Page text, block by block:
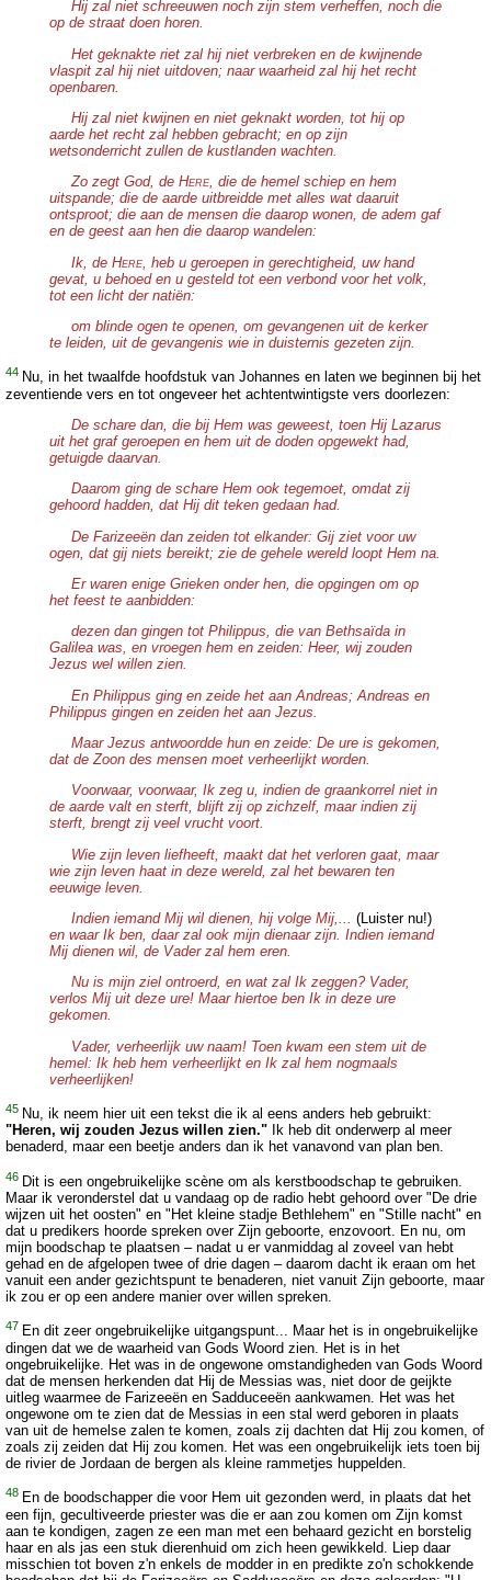
Hij zal niet schreeuwen noch zijn stem verheffen, noch die
op de straat doen horen.
Het geknakte riet zal hij niet verbreken en de kwijnende
vlaspit zal hij niet uitdoven; naar waarheid zal hij het recht
openbaren.
Hij zal niet kwijnen en niet geknakt worden, tot hij op
aarde het recht zal hebben gebracht; en op zijn
wetsonderricht zullen de kustlanden wachten.
Zo zegt God, de HERE, die de hemel schiep en hem
uitspande; die de aarde uitbreidde met alles wat daaruit
ontsproot; die aan de mensen die daarop wonen, de adem gaf
en de geest aan hen die daarop wandelen:
Ik, de HERE
, heb u geroepen in gerechtigheid, uw hand
gevat, u behoed en u gesteld tot een verbond voor het volk,
tot een licht der natiën:
om blinde ogen te openen, om gevangenen uit de kerker
te leiden, uit de gevangenis wie in duisternis gezeten zijn.
44 Nu, in het twaalfde hoofdstuk van Johannes en laten we beginnen bij het
zeventiende vers en tot ongeveer het achtentwintigste vers doorlezen:
De schare dan, die bij Hem was geweest, toen Hij Lazarus
uit het graf geroepen en hem uit de doden opgewekt had,
getuigde daarvan.
Daarom ging de schare Hem ook tegemoet, omdat zij
gehoord hadden, dat Hij dit teken gedaan had.
De Farizeeën dan zeiden tot elkander: Gij ziet voor uw
ogen, dat gij niets bereikt; zie de gehele wereld loopt Hem na.
Er waren enige Grieken onder hen, die opgingen om op
het feest te aanbidden:
dezen dan gingen tot Philippus, die van Bethsaïda in
Galilea was, en vroegen hem en zeiden: Heer, wij zouden
Jezus wel willen zien.
En Philippus ging en zeide het aan Andreas; Andreas en
Philippus gingen en zeiden het aan Jezus.
Maar Jezus antwoordde hun en zeide: De ure is gekomen,
dat de Zoon des mensen moet verheerlijkt worden.
Voorwaar, voorwaar, Ik zeg u, indien de graankorrel niet in
de aarde valt en sterft, blijft zij op zichzelf, maar indien zij
sterft, brengt zij veel vrucht voort.
Wie zijn leven liefheeft, maakt dat het verloren gaat, maar
wie zijn leven haat in deze wereld, zal het bewaren ten
eeuwige leven.
Indien iemand Mij wil dienen, hij volge Mij,...
(Luister nu!)
en waar Ik ben, daar zal ook mijn dienaar zijn. Indien iemand
Mij dienen wil, de Vader zal hem eren.
Nu is mijn ziel ontroerd, en wat zal Ik zeggen? Vader,
verlos Mij uit deze ure! Maar hiertoe ben Ik in deze ure
gekomen.
Vader, verheerlijk uw naam! Toen kwam een stem uit de
hemel: Ik heb hem verheerlijkt en Ik zal hem nogmaals
verheerlijken!
45 Nu, ik neem hier uit een tekst die ik al eens anders heb gebruikt:
"Heren, wij zouden Jezus willen zien." Ik heb dit onderwerp al meer
benaderd, maar een beetje anders dan ik het vanavond van plan ben.
46 Dit is een ongebruikelijke scène om als kerstboodschap te gebruiken.
Maar ik veronderstel dat u vandaag op de radio hebt gehoord over "De drie
wijzen uit het oosten" en "Het kleine stadje Bethlehem" en "Stille nacht" en
dat u predikers hoorde spreken over Zijn geboorte, enzovoort. En nu, om
mijn boodschap te plaatsen – nadat u er vanmiddag al zoveel van hebt
gehad en de afgelopen twee of drie dagen – daarom dacht ik eraan om het
vanuit een ander gezichtspunt te benaderen, niet vanuit Zijn geboorte, maar
ik zou er op een andere manier over willen spreken.
47 En dit zeer ongebruikelijke uitgangspunt... Maar het is in ongebruikelijke
dingen dat we de waarheid van Gods Woord zien. Het is in het
ongebruikelijke. Het was in de ongewone omstandigheden van Gods Woord
dat de mensen herkenden dat Hij de Messias was, niet door de geijkte
uitleg waarmee de Farizeeën en Sadduceeën aankwamen. Het was het
ongewone om te zien dat de Messias in een stal werd geboren in plaats
van uit de hemelse zalen te komen, zoals zij dachten dat Hij zou komen, of
zoals zij zeiden dat Hij zou komen. Het was een ongebruikelijk iets toen bij
de rivier de Jordaan de bergen als kleine rammetjes huppelden.
48 En de boodschapper die voor Hem uit gezonden werd, in plaats dat het
een fijn, gecultiveerde priester was die er aan zou komen om Zijn komst
aan te kondigen, zagen ze een man met een behaard gezicht en borstelig
haar en als jas een stuk dierenhuid om zich heen gewikkeld. Liep daar
misschien tot boven z'n enkels de modder in en predikte zo'n schokkende